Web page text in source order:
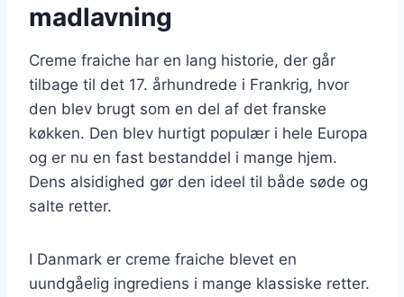
madlavning
Creme fraiche har en lang historie, der går
tilbage til det 17. århundrede i Frankrig, hvor
den blev brugt som en del af det franske
køkken. Den blev hurtigt populær i hele Europa
og er nu en fast bestanddel i mange hjem.
Dens alsidighed gør den ideel til både søde og
salte retter.
I Danmark er creme fraiche blevet en
uundgåelig ingrediens i mange klassiske retter.